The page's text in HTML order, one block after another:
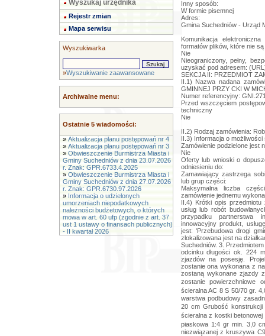
Wyszukaj urzędnika
Rejestr zmian
Mapa serwisu
Wyszukiwarka
»Wyszukiwanie zaawansowane
Archiwalne menu:
Ostatnie 5 wiadomości:
» Aktualizacja planu postępowań nr 4
» Aktualizacja planu postępowań nr 3
» Obwieszczenie Burmistrza Miasta i
Gminy Suchedniów z dnia 23.07.2026
r. Znak: GPR.6733.4.2025
» Obwieszczenie Burmistrza Miasta i
Gminy Suchedniów z dnia 27.07.2026
r. Znak: GPR.6730.97.2026
» Informacja o udzielonych
umorzeniach niepodatkowych
należności budżetowych, o których
mowa w art. 60 ufp (zgodnie z art. 37
ust 1 ustawy o finansach publicznych)
- II kwartał 2026
Inny sposób:
W formie pisemnej
Adres:
Gmina Suchedniów - Urząd
Komunikacja
formatów plików, które nie
Nie
Nieograniczony, pełny,
uzyskać pod adresem:
SEKCJA II: PRZEDMIOT
II.1) Nazwa nadana
GMINNEJ PRZY CKI W
Numer referencyjny:
Przed wszczęciem
techniczny
Nie
II.2) Rodzaj zamówienia:
II.3) Informacja o
Zamówienie podzielone jest
Nie
Oferty lub wnioski o
odniesieniu do:
Zamawiający zastrzega
lub grup części:
Maksymalna liczba
zamówienie jednemu
II.4) Krótki opis
usług lub robót
przypadku partnerstwa
innowacyjny produkt,
jest: 'Przebudowa drogi
zlokalizowana jest na
Suchedniów. 3.
odcinku długości ok. 224
zjazdów na posesję.
zostanie ona wykonana z
zostaną wykonane zjazdy
zostanie powierzchniowe
ścieralna AC 8 S 50/70 gr.
warstwa podbudowy
20 cm Grubość
ścieralna z kostki
piaskowa 1:4 gr min. 3,0
niezwiązanej z kruszywa